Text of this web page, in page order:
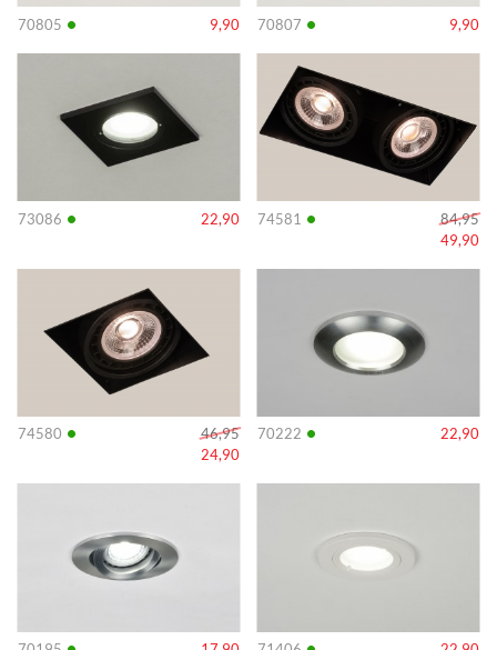
70805 • 9,90 70807 • 9,90
73086 • 22,90
Info
74581 •
84,95
49,90
Info
74580 •
46,95
24,90
Info
70222 • 22,90
Info
Info Info